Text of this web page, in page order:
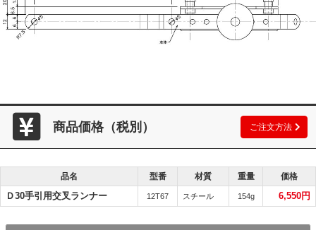
商品価格（税別） ご注文方法
品名 型番 材質 重量 価格
Ｄ30手引用交叉ランナー 12T67 スチール 154g 6,550円